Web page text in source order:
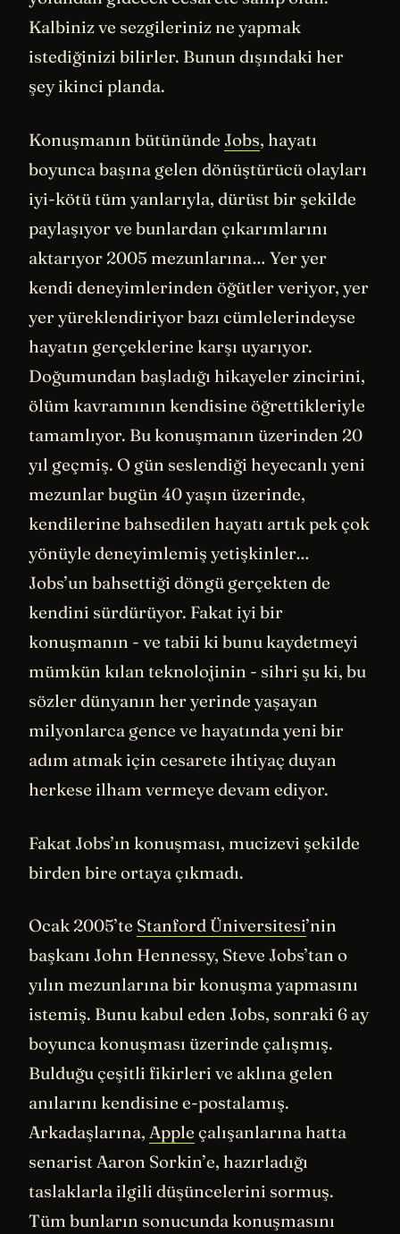
Kalbiniz ve sezgileriniz ne yapmak
istediğinizi bilirler. Bunun dışındaki her
şey ikinci planda.
Konuşmanın bütününde Jobs, hayatı
boyunca başına gelen dönüştürücü olayları
iyi-kötü tüm yanlarıyla, dürüst bir şekilde
paylaşıyor ve bunlardan çıkarımlarını
aktarıyor 2005 mezunlarına… Yer yer
kendi deneyimlerinden öğütler veriyor, yer
yer yüreklendiriyor bazı cümlelerindeyse
hayatın gerçeklerine karşı uyarıyor.
Doğumundan başladığı hikayeler zincirini,
ölüm kavramının kendisine öğrettikleriyle
tamamlıyor. Bu konuşmanın üzerinden 20
yıl geçmiş. O gün seslendiği heyecanlı yeni
mezunlar bugün 40 yaşın üzerinde,
kendilerine bahsedilen hayatı artık pek çok
yönüyle deneyimlemiş yetişkinler…
Jobs’un bahsettiği döngü gerçekten de
kendini sürdürüyor. Fakat iyi bir
konuşmanın - ve tabii ki bunu kaydetmeyi
mümkün kılan teknolojinin - sihri şu ki, bu
sözler dünyanın her yerinde yaşayan
milyonlarca gence ve hayatında yeni bir
adım atmak için cesarete ihtiyaç duyan
herkese ilham vermeye devam ediyor.
Fakat Jobs’ın konuşması, mucizevi şekilde
birden bire ortaya çıkmadı.
Ocak 2005’te Stanford Üniversitesi’nin
başkanı John Hennessy, Steve Jobs’tan o
yılın mezunlarına bir konuşma yapmasını
istemiş. Bunu kabul eden Jobs, sonraki 6 ay
boyunca konuşması üzerinde çalışmış.
Bulduğu çeşitli fikirleri ve aklına gelen
anılarını kendisine e-postalamış.
Arkadaşlarına, Apple çalışanlarına hatta
senarist Aaron Sorkin’e, hazırladığı
taslaklarla ilgili düşüncelerini sormuş.
Tüm bunların sonucunda konuşmasını